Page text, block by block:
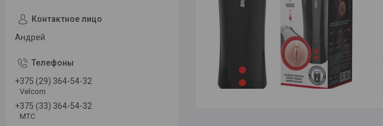
Андрей
+375 (29) 364-54-32
Velcom
+375 (33) 364-54-32
МТС